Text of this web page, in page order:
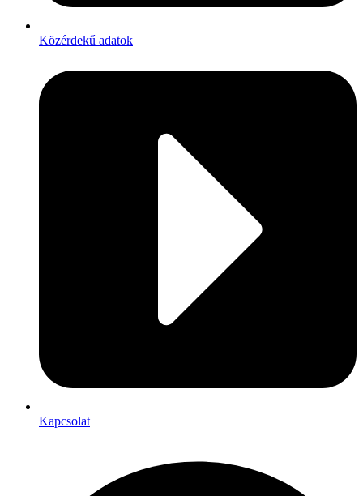
Közérdekű adatok
Kapcsolat